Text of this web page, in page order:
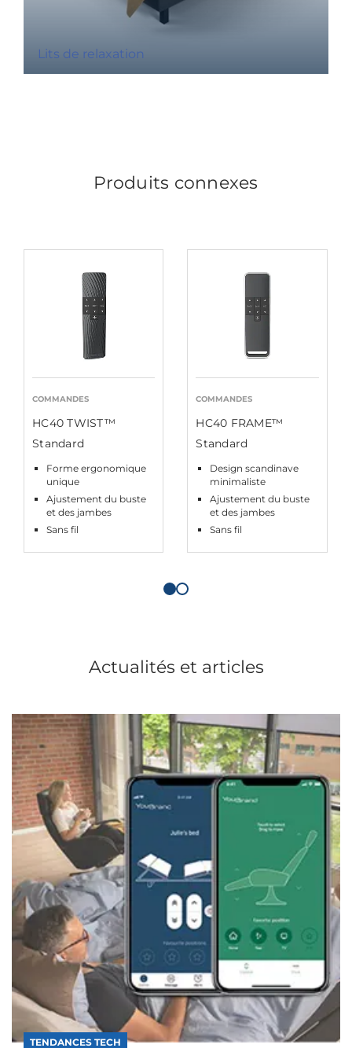
Lits de relaxation
Produits connexes
COMMANDES
HC40 TWIST™
Standard
Forme ergonomique
unique
Ajustement du buste
et des jambes
Sans fil
COMMANDES
HC40 FRAME™
Standard
Design scandinave
minimaliste
Ajustement du buste
et des jambes
Sans fil
Actualités et articles
TENDANCES TECH